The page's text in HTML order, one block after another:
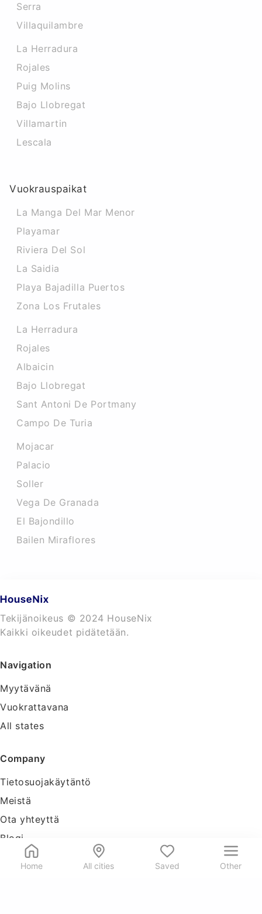
Home All cities Saved Other
Serra
Villaquilambre
La Herradura
Rojales
Puig Molins
Bajo Llobregat
Villamartin
Lescala
Vuokrauspaikat
La Manga Del Mar Menor
Playamar
Riviera Del Sol
La Saidia
Playa Bajadilla Puertos
Zona Los Frutales
La Herradura
Rojales
Albaicin
Bajo Llobregat
Sant Antoni De Portmany
Campo De Turia
Mojacar
Palacio
Soller
Vega De Granada
El Bajondillo
Bailen Miraflores
Tekijänoikeus © 2024 HouseNix
Kaikki oikeudet pidätetään.
Navigation
Myytävänä
Vuokrattavana
All states
Company
Tietosuojakäytäntö
Meistä
Ota yhteyttä
Blogi
Tools